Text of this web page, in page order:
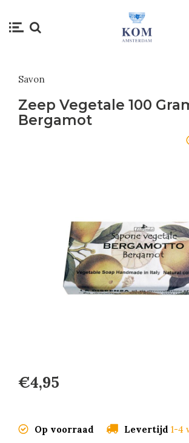
Savon
Zeep Vegetale 100
Bergamot
€4,95
Op voorraad Levertijd 1-4